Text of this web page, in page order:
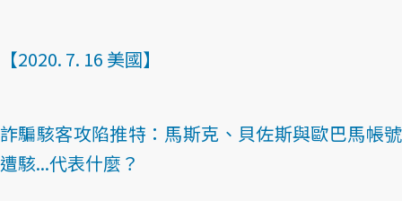
【2020. 7. 16 美國】
詐騙駭客攻陷推特：馬斯克、貝佐斯與歐巴馬帳號
遭駭...代表什麼？